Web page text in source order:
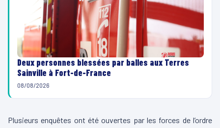
Deux personnes blessées par balles aux Terres
Sainville à Fort-de-France
08/08/2026
Plusieurs enquêtes ont été ouvertes par les forces de l’ordre